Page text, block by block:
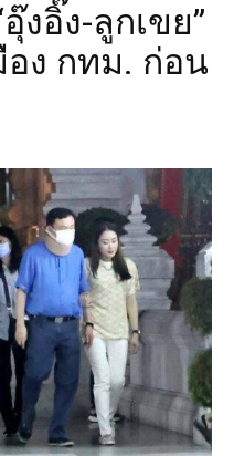
งอิ๊ง-ลูกเขย”
ง กทม. ก่อน